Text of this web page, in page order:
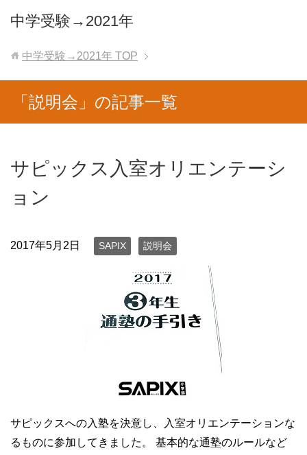
中学受験→2021年
中学受験→2021年 TOP
「説明会」の記事一覧
サピックス入室オリエンテーシ
ョン
2017年5月2日 SAPIX 説明会
サピックスへの入塾を決意し、入室オリエンテーションな
るものに参加してきました。 基本的な通塾のルールなど